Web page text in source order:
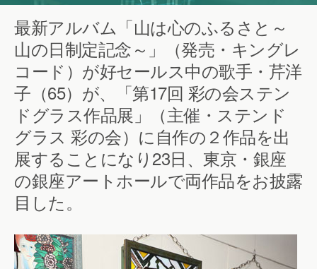
最新アルバム「山は心のふるさと～
山の日制定記念～」（発売・キングレ
コード）が好セールス中の歌手・芹洋
子（65）が、「第17回 彩の会ステン
ドグラス作品展」（主催・ステンド
グラス 彩の会）に自作の２作品を出
展することになり23日、東京・銀座
の銀座アートホールで両作品をお披露
目した。